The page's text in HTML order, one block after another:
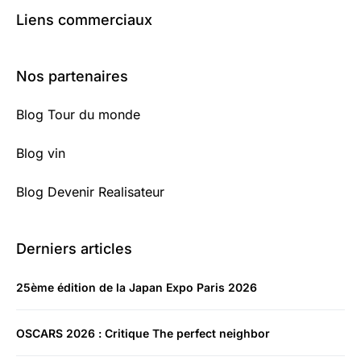
Liens commerciaux
Nos partenaires
Blog Tour du monde
Blog vin
Blog Devenir Realisateur
Derniers articles
25ème édition de la Japan Expo Paris 2026
OSCARS 2026 : Critique The perfect neighbor